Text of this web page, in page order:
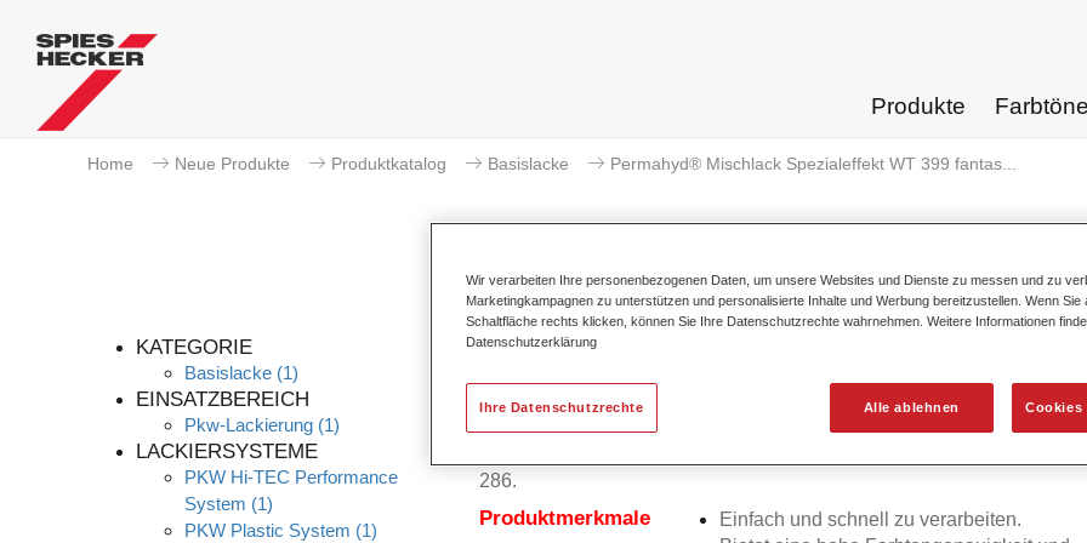
Produkte Farbtöne
Home Neue Produkte Produktkatalog Basislacke Permahyd® Mischlack Spezialeffekt WT 399 fantas...
KATEGORIE
Basislacke (1)
EINSATZBEREICH
Pkw-Lackierung (1)
LACKIERSYSTEME
PKW Hi-TEC Performance
System (1)
PKW Plastic System (1)
Permahyd® Mischlack
Permahyd Mischlack Spezialeffekt WT 399 fantasy red eignet sich für
286.
Produktmerkmale
Einfach und schnell zu verarbeiten.
Wir verarbeiten Ihre personenbezogenen Daten, um unsere Websites und Dienste zu messen und zu
Marketingkampagnen zu unterstützen und personalisierte Inhalte und Werbung bereitzustellen. Wenn Sie
Schaltfläche rechts klicken, können Sie Ihre Datenschutzrechte wahrnehmen. Weitere Informationen
Datenschutzerklärung
Alle ablehnen Cookies
Ihre Datenschutzrechte